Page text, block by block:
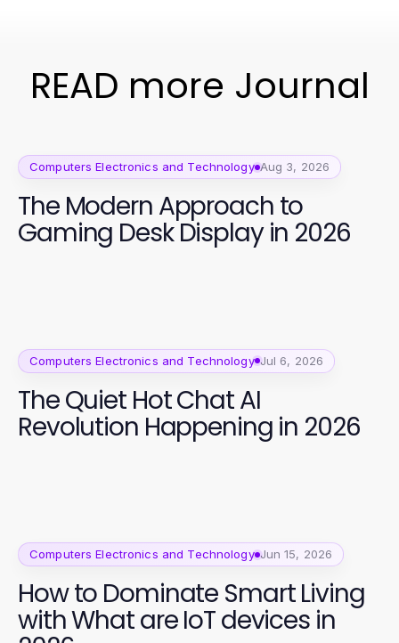
READ more Journal
Computers Electronics and Technology Aug 3, 2026
The Modern Approach to
Gaming Desk Display in 2026
Computers Electronics and Technology Jul 6, 2026
The Quiet Hot Chat AI
Revolution Happening in 2026
Computers Electronics and Technology Jun 15, 2026
How to Dominate Smart Living
with What are IoT devices in